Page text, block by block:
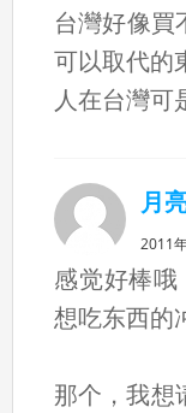
台灣好像買
可以取代的
人在台灣可
月
2011
感觉好棒
想吃东西的
那个，我想